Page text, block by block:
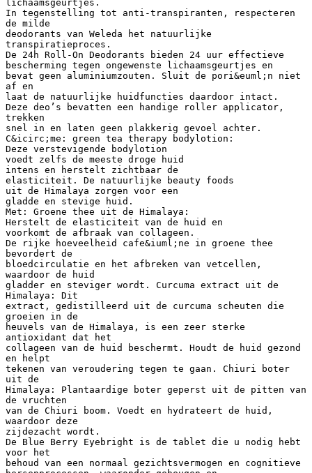
lichaamsgeurtjes.
In tegenstelling tot anti-transpiranten, respecteren
de milde
deodorants van Weleda het natuurlijke
transpiratieproces.
De 24h Roll-On Deodorants bieden 24 uur effectieve
bescherming tegen ongewenste lichaamsgeurtjes en
bevat geen aluminiumzouten. Sluit de pori&euml;n niet
af en
laat de natuurlijke huidfuncties daardoor intact.
Deze deo’s bevatten een handige roller applicator,
trekken
snel in en laten geen plakkerig gevoel achter.
C&icirc;me: green tea therapy bodylotion:
Deze verstevigende bodylotion
voedt zelfs de meeste droge huid
intens en herstelt zichtbaar de
elasticiteit. De natuurlijke beauty foods
uit de Himalaya zorgen voor een
gladde en stevige huid.
Met: Groene thee uit de Himalaya:
Herstelt de elasticiteit van de huid en
voorkomt de afbraak van collageen.
De rijke hoeveelheid cafe&iuml;ne in groene thee
bevordert de
bloedcirculatie en het afbreken van vetcellen,
waardoor de huid
gladder en steviger wordt. Curcuma extract uit de
Himalaya: Dit
extract, gedistilleerd uit de curcuma scheuten die
groeien in de
heuvels van de Himalaya, is een zeer sterke
antioxidant dat het
collageen van de huid beschermt. Houdt de huid gezond
en helpt
tekenen van veroudering tegen te gaan. Chiuri boter
uit de
Himalaya: Plantaardige boter geperst uit de pitten van
de vruchten
van de Chiuri boom. Voedt en hydrateert de huid,
waardoor deze
zijdezacht wordt.
De Blue Berry Eyebright is de tablet die u nodig hebt
voor het
behoud van een normaal gezichtsvermogen en cognitieve